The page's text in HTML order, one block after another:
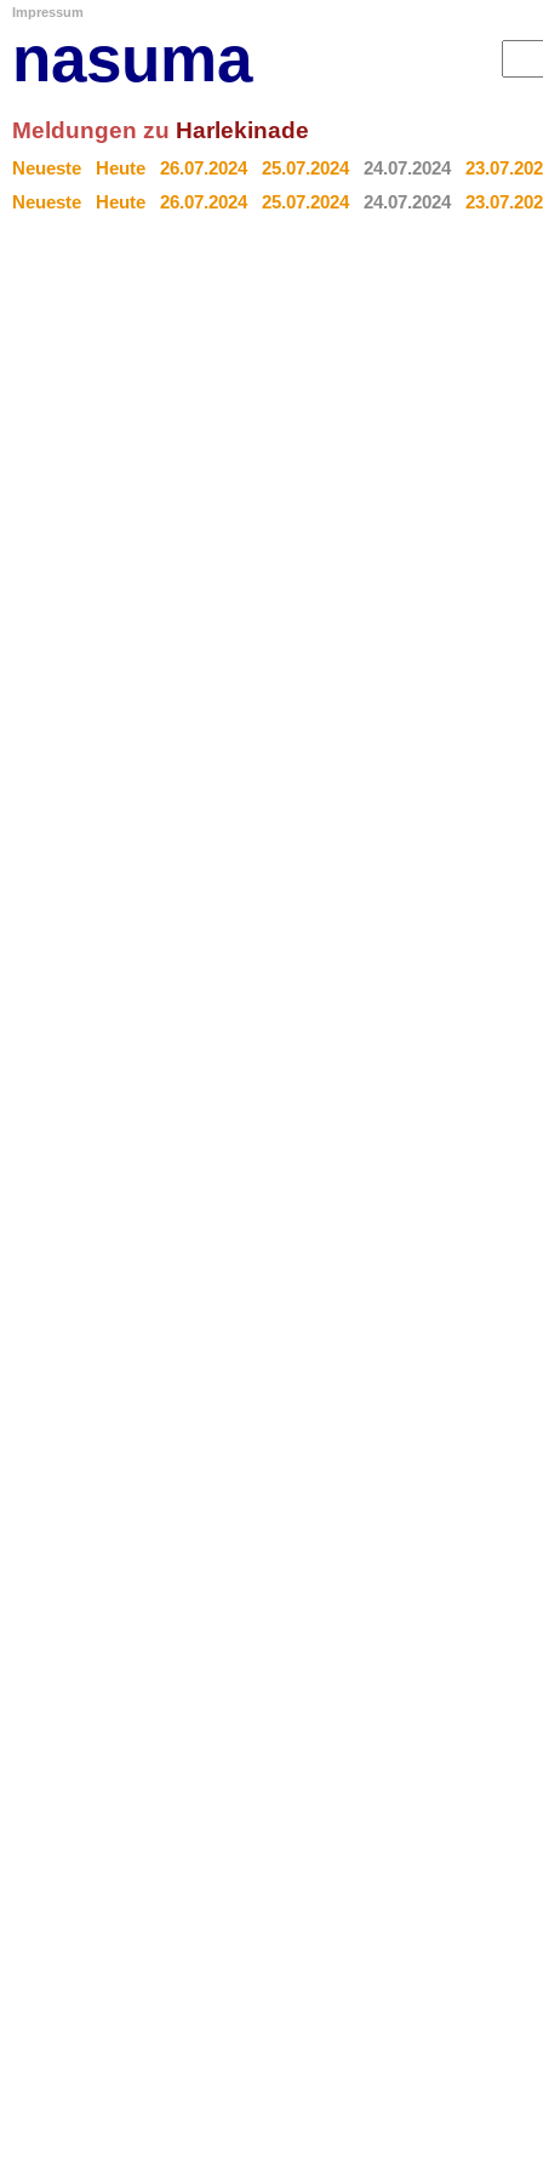
Impressum
nasuma
Meldungen zu Harlekinade
Neueste Heute 26.07.2024 25.07.2024 24.07.2024
Neueste
Heute 26.07.2024 25.07.2024 24.07.2024